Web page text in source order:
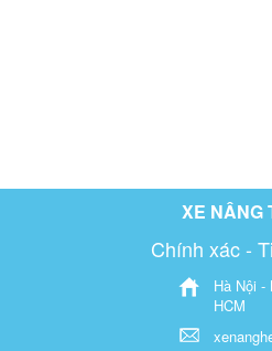
XE NÂNG
Chính xác -
Hà Nội -
HCM